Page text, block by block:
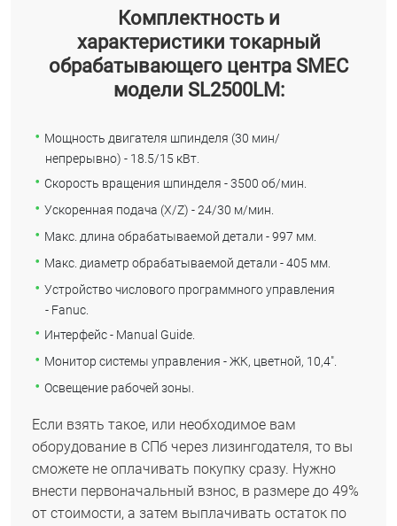
Комплектность и
характеристики токарный
обрабатывающего центра SMEC
модели SL2500LM:
Мощность двигателя шпинделя (30 мин/
непрерывно) - 18.5/15 кВт.
Скорость вращения шпинделя - 3500 об/мин.
Ускоренная подача (X/Z) - 24/30 м/мин.
Макс. длина обрабатываемой детали - 997 мм.
Макс. диаметр обрабатываемой детали - 405 мм.
Устройство числового программного управления
- Fanuc.
Интерфейс - Manual Guide.
Монитор системы управления - ЖК, цветной, 10,4".
Освещение рабочей зоны.
Если взять такое, или необходимое вам
оборудование в СПб через лизингодателя, то вы
сможете не оплачивать покупку сразу. Нужно
внести первоначальный взнос, в размере до 49%
от стоимости, а затем выплачивать остаток по